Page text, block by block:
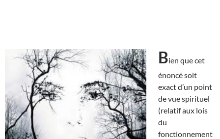
Bien que cet
énoncé soit
exact d’un point
de vue spirituel
(relatif aux lois
du
fonctionnement